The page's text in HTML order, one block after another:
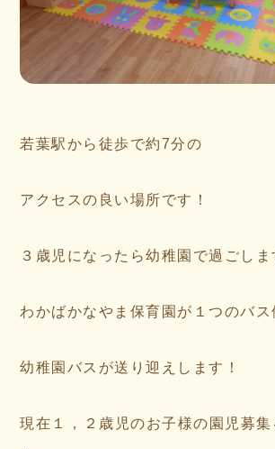
若葉駅から徒歩で約7分の
アクセスの良い場所です！
３歳児になったら幼稚園で過ごし
わかばかなやま保育園が１つのバス
幼稚園バスが送り迎えします！
現在１，２歳児のお子様の園児募集